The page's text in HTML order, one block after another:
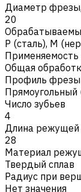
Диаметр
20
Р (сталь), M
Применяемость
Общая
Профиль фрезы
Прямоугольный
Число зубьев
4
Длина режущей
28
Материал
Твердый сплав
Радиус при
Нет значения